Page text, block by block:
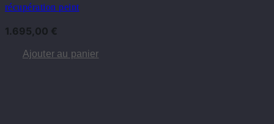
récupération peint
1.695,00 €
Ajouter au panier